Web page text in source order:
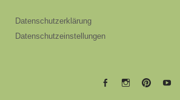
Datenschutzerklärung
Datenschutzeinstellungen